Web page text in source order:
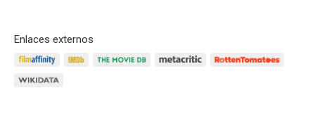
Enlaces externos